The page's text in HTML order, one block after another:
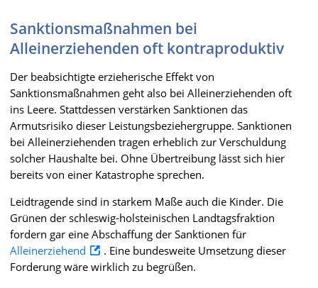
Sanktionsmaßnahmen bei
Alleinerziehenden oft kontraproduktiv
Der beabsichtigte erzieherische Effekt von
Sanktionsmaßnahmen geht also bei Alleinerziehenden oft
ins Leere. Stattdessen verstärken Sanktionen das
Armutsrisiko dieser Leistungsbeziehergruppe. Sanktionen
bei Alleinerziehenden tragen erheblich zur Verschuldung
solcher Haushalte bei. Ohne Übertreibung lässt sich hier
bereits von einer Katastrophe sprechen.
Leidtragende sind in starkem Maße auch die Kinder. Die
Grünen der schleswig-holsteinischen Landtagsfraktion
fordern gar eine Abschaffung der Sanktionen für
Alleinerziehend
. Eine bundesweite Umsetzung dieser
Forderung wäre wirklich zu begrüßen.